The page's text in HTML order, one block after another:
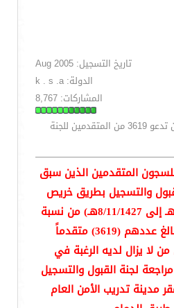
تاريخ التسجيل: Aug 2005
الدولة: k . s .a
المشاركات: 8,767
المديرية العامة للسجون تدعو 3619 من المتقدمين للجنة
المتقدمين الذين سبق
والتسجيل بطريق خريص
للفترة من (4/11/1427هـ إلى 8/11/1427هـ) من نسبة
(76% ) فأدنى والبالغ عددهم (3619) متقدماً
لا يزال لديه الرغبة في
لجنة القبول والتسجيل
مدينة تدريب الأمن العام